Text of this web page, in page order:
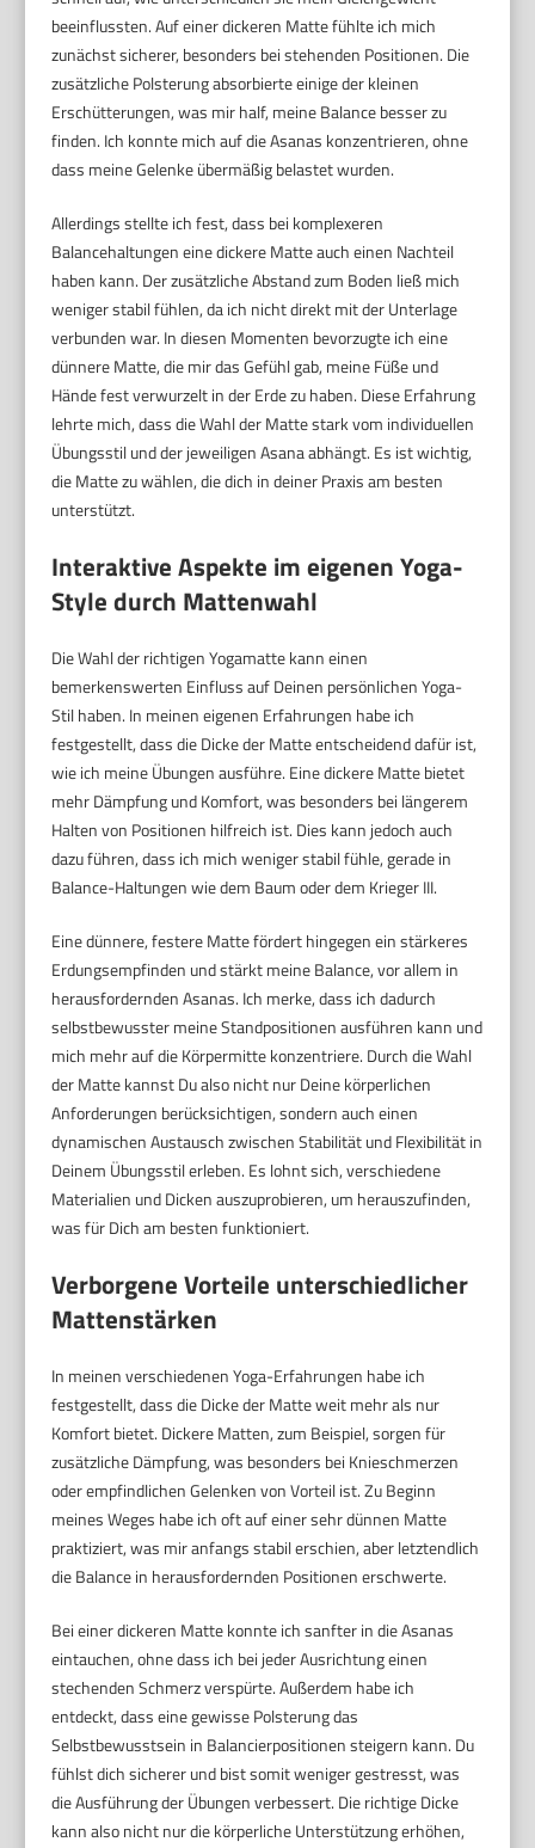
beeinflussten. Auf einer dickeren Matte fühlte ich mich
zunächst sicherer, besonders bei stehenden Positionen. Die
zusätzliche Polsterung absorbierte einige der kleinen
Erschütterungen, was mir half, meine Balance besser zu
finden. Ich konnte mich auf die Asanas konzentrieren, ohne
dass meine Gelenke übermäßig belastet wurden.
Allerdings stellte ich fest, dass bei komplexeren
Balancehaltungen eine dickere Matte auch einen Nachteil
haben kann. Der zusätzliche Abstand zum Boden ließ mich
weniger stabil fühlen, da ich nicht direkt mit der Unterlage
verbunden war. In diesen Momenten bevorzugte ich eine
dünnere Matte, die mir das Gefühl gab, meine Füße und
Hände fest verwurzelt in der Erde zu haben. Diese Erfahrung
lehrte mich, dass die Wahl der Matte stark vom individuellen
Übungsstil und der jeweiligen Asana abhängt. Es ist wichtig,
die Matte zu wählen, die dich in deiner Praxis am besten
unterstützt.
Interaktive Aspekte im eigenen Yoga-
Style durch Mattenwahl
Die Wahl der richtigen Yogamatte kann einen
bemerkenswerten Einfluss auf Deinen persönlichen Yoga-
Stil haben. In meinen eigenen Erfahrungen habe ich
festgestellt, dass die Dicke der Matte entscheidend dafür ist,
wie ich meine Übungen ausführe. Eine dickere Matte bietet
mehr Dämpfung und Komfort, was besonders bei längerem
Halten von Positionen hilfreich ist. Dies kann jedoch auch
dazu führen, dass ich mich weniger stabil fühle, gerade in
Balance-Haltungen wie dem Baum oder dem Krieger III.
Eine dünnere, festere Matte fördert hingegen ein stärkeres
Erdungsempfinden und stärkt meine Balance, vor allem in
herausfordernden Asanas. Ich merke, dass ich dadurch
selbstbewusster meine Standpositionen ausführen kann und
mich mehr auf die Körpermitte konzentriere. Durch die Wahl
der Matte kannst Du also nicht nur Deine körperlichen
Anforderungen berücksichtigen, sondern auch einen
dynamischen Austausch zwischen Stabilität und Flexibilität in
Deinem Übungsstil erleben. Es lohnt sich, verschiedene
Materialien und Dicken auszuprobieren, um herauszufinden,
was für Dich am besten funktioniert.
Verborgene Vorteile unterschiedlicher
Mattenstärken
In meinen verschiedenen Yoga-Erfahrungen habe ich
festgestellt, dass die Dicke der Matte weit mehr als nur
Komfort bietet. Dickere Matten, zum Beispiel, sorgen für
zusätzliche Dämpfung, was besonders bei Knieschmerzen
oder empfindlichen Gelenken von Vorteil ist. Zu Beginn
meines Weges habe ich oft auf einer sehr dünnen Matte
praktiziert, was mir anfangs stabil erschien, aber letztendlich
die Balance in herausfordernden Positionen erschwerte.
Bei einer dickeren Matte konnte ich sanfter in die Asanas
eintauchen, ohne dass ich bei jeder Ausrichtung einen
stechenden Schmerz verspürte. Außerdem habe ich
entdeckt, dass eine gewisse Polsterung das
Selbstbewusstsein in Balancierpositionen steigern kann. Du
fühlst dich sicherer und bist somit weniger gestresst, was
die Ausführung der Übungen verbessert. Die richtige Dicke
kann also nicht nur die körperliche Unterstützung erhöhen,